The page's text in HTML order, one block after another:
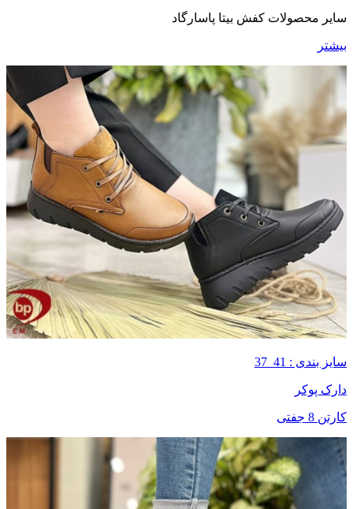
سایر محصولات کفش بیتا پاسارگاد
بیشتر
سایز بندی : 41_37
دارک پوکر
کارتن 8 جفتی